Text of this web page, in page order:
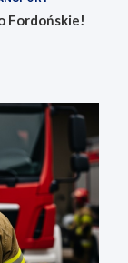
Fordońskie!